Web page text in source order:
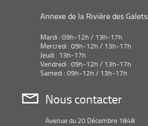
Annexe de la Rivière des Galets
Mardi : 09h-12h / 13h-17h
Mercredi : 09h-12h / 13h-17h
Jeudi : 13h-17h
Vendredi : 09h-12h / 13h-17h
Samedi : 09h-12h / 13h-17h
Nous contacter
Avenue du 20 Décembre 1848